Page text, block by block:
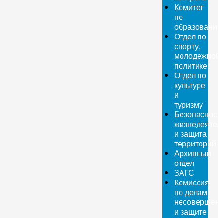
Комитет
по
Отдел по
спорту,
политике
Отдел по
культуре
и
туризму
и защита
территорий
Архивный
отдел
ЗАГС
Комиссия
по делам
и защите